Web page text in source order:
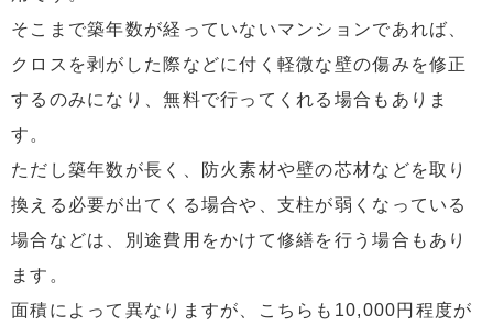
そこまで築年数が経っていないマンションであれば、
クロスを剥がした際などに付く軽微な壁の傷みを修正
するのみになり、無料で行ってくれる場合もありま
す。
ただし築年数が長く、防火素材や壁の芯材などを取り
換える必要が出てくる場合や、支柱が弱くなっている
場合などは、別途費用をかけて修繕を行う場合もあり
ます。
面積によって異なりますが、こちらも10,000円程度が